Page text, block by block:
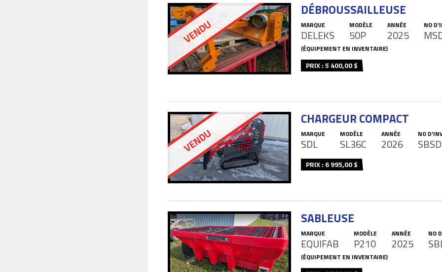
VENDU
DÉBROUSSAILLEUSE
MARQUE
DELEKS
MODÈLE
50P
ANNÉE
2025
NO
(ÉQUIPEMENT EN INVENTAIRE)
PRIX : 5 400,00 $
VENDU
CHARGEUR COMPACT
MARQUE
SDL
MODÈLE
SL36C
ANNÉE
2026
NO
PRIX : 6 995,00 $
SABLEUSE
MARQUE
EQUIFAB
MODÈLE
P210
ANNÉE
2025
NO
(ÉQUIPEMENT EN INVENTAIRE)